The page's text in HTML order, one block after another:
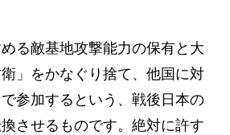
る敵基地攻撃能力の保有と大
」をかなぐり捨て、他国に対
参加するという、戦後日本の
させるものです。絶対に許す